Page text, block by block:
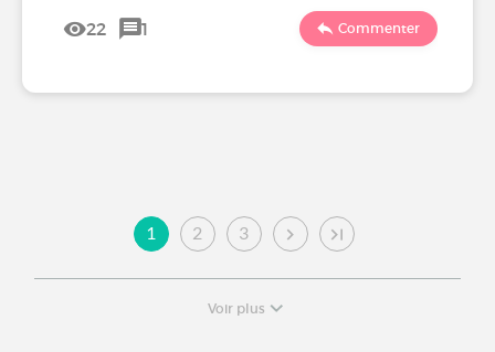
22 1 Commenter
1 2 3
Voir plus